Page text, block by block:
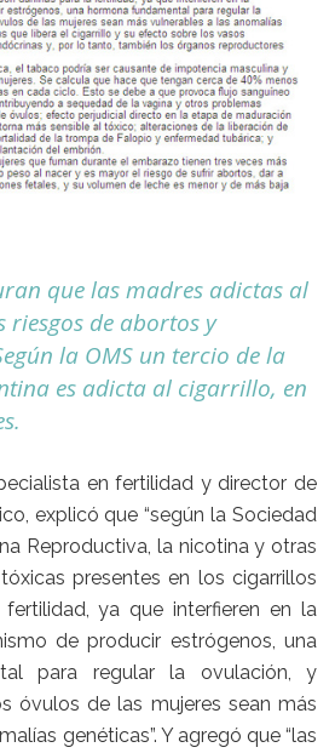
que las madres adictas al
de abortos y
la OMS un tercio de la
es adicta al cigarrillo, en
en fertilidad y director de
explicó que “según la Sociedad
Reproductiva, la nicotina y otras
presentes en los cigarrillos
ya que interfieren en la
de producir estrógenos, una
para regular la ovulación, y
óvulos de las mujeres sean más
genéticas”. Y agregó que “las